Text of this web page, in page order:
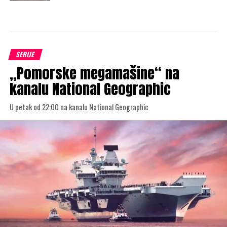
SERIJE
„Pomorske megamašine“ na
kanalu National Geographic
U petak od 22:00 na kanalu National Geographic